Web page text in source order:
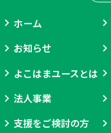
ホーム
お知らせ
よこはまユースとは
法人事業
支援をご検討の方